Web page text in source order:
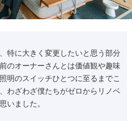
特に大きく変更したいと思う部分
のオーナーさんとは価値観や趣味
明のスイッチひとつに至るまでこ
わざわざ僕たちがゼロからリノベ
いました。